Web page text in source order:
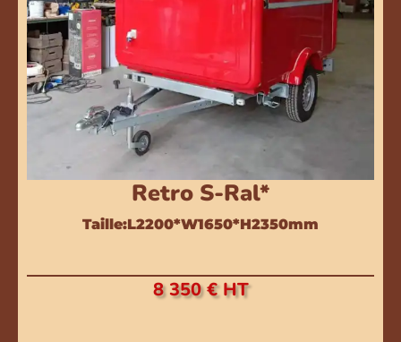
Retro S-Ral*
Taille:L2200*W1650*H2350mm
8 350 € HT